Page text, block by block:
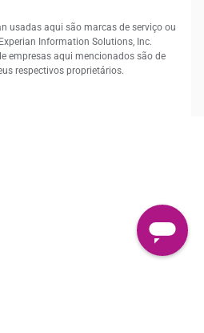
usadas aqui são marcas de serviço ou
Information Solutions, Inc.
empresas aqui mencionados são de
respectivos proprietários.